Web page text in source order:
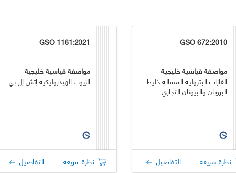
GSO 672:2010
مواصفة قياسية خليجية
الغازات البترولية المسالة خليط
البروبان والبيوتان التجاري
نظرة سريعة التفاصيل
GSO 1161:2021
مواصفة قياسية خليجية
الزيوت الهيدروليكية إتش إل بي
نظرة سريعة التفاصيل